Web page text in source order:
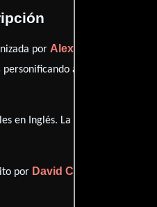
porAlex D. Linz
personificando a Donna Marie y
en Inglés. La banda sonora
por David Ciminello